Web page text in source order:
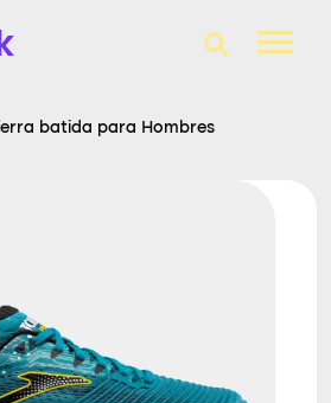
de tenis
batida para Hombres